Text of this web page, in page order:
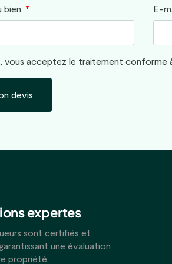
bien E-
vous acceptez le traitement conforme
devis
expertes
sont certifiés et
une évaluation
propriété.